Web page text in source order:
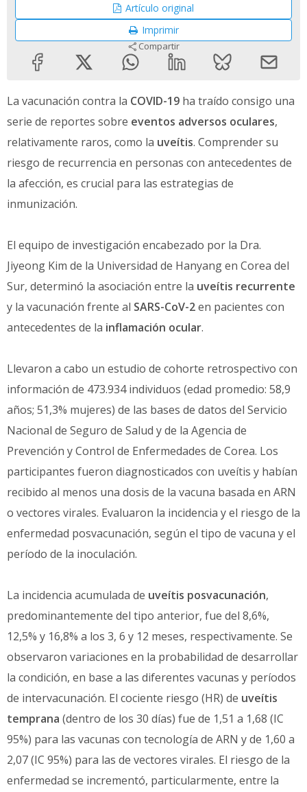
Artículo original
Imprimir
Compartir
La vacunación contra la COVID-19 ha traído consigo una
serie de reportes sobre eventos adversos oculares,
relativamente raros, como la uveítis. Comprender su
riesgo de recurrencia en personas con antecedentes de
la afección, es crucial para las estrategias de
inmunización.
El equipo de investigación encabezado por la Dra.
Jiyeong Kim de la Universidad de Hanyang en Corea del
Sur, determinó la asociación entre la uveítis recurrente
y la vacunación frente al SARS-CoV-2en pacientes con
antecedentes de la inflamación ocular.
Llevaron a cabo un estudio de cohorte retrospectivo con
información de 473.934 individuos (edad promedio: 58,9
años; 51,3% mujeres) de las bases de datos del Servicio
Nacional de Seguro de Salud y de la Agencia de
Prevención y Control de Enfermedades de Corea. Los
participantes fueron diagnosticados con uveítis y habían
recibido al menos una dosis de la vacuna basada en ARN
o vectores virales. Evaluaron la incidencia y el riesgo de la
enfermedad posvacunación, según el tipo de vacuna y el
período de la inoculación.
La incidencia acumulada de uveítis posvacunación,
predominantemente del tipo anterior, fue del 8,6%,
12,5% y 16,8% a los 3, 6 y 12 meses, respectivamente. Se
observaron variaciones en la probabilidad de desarrollar
la condición, en base a las diferentes vacunas y períodos
de intervacunación. El cociente riesgo (HR) de uveítis
temprana (dentro de los 30 días) fue de 1,51 a 1,68 (IC
95%) para las vacunas con tecnología de ARN y de 1,60 a
2,07 (IC 95%) para las de vectores virales. El riesgo de la
enfermedad se incrementó, particularmente, entre la